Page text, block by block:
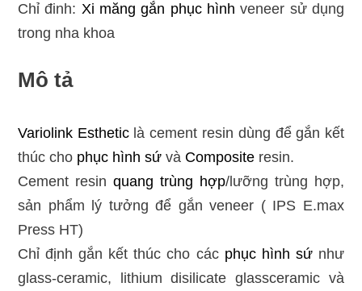
Chỉ đinh: Xi măng gắn phục hình veneer sử dụng
trong nha khoa
Mô tả
Variolink Estheticlà cement resin dùng để gắn kết
thúc cho phục hình sứvà Compositeresin.
Cement resin quang trùng hợp/lưỡng trùng hợp,
sản phẩm lý tưởng để gắn veneer ( IPS E.max
Press HT)
Chỉ định gắn kết thúc cho các phục hình sứnhư
glass-ceramic, lithium disilicate glassceramic và